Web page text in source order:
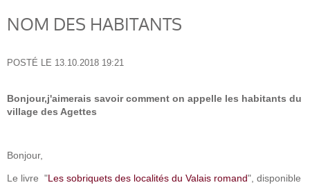
NOM DES HABITANTS
POSTÉ LE 13.10.2018 19:21
Bonjour,j'aimerais savoir comment on appelle les habitants du
village des Agettes
Bonjour,
Le livre "Les sobriquets des localités du Valais romand", disponible